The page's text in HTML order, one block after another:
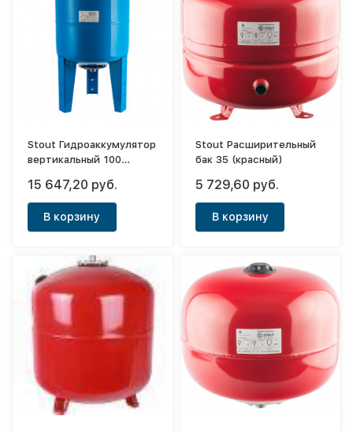
Stout Гидроаккумулятор
вертикальный 100
15 647,20 руб.
В корзину
Stout Расширительный
бак 35 (красный)
5 729,60 руб.
В корзину